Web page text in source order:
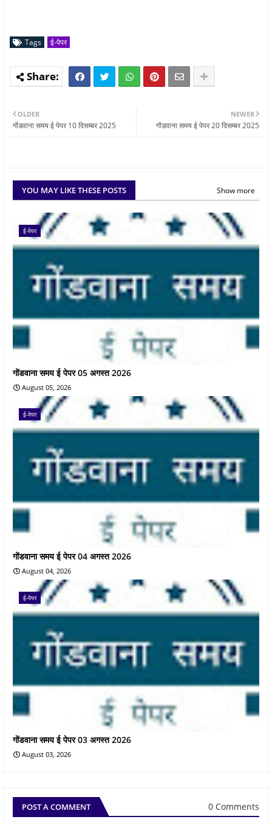
Tags ई-पेपर
NEWER
गोंडवाना समय ई पेपर 20 दिसम्बर 2025
OLDER
गोंडवाना समय ई पेपर 10 दिसम्बर 2025
YOU MAY LIKE THESE POSTS Show more
ई-पेपर
गोंडवाना समय ई पेपर 05 अगस्त 2026
August 05, 2026
ई-पेपर
गोंडवाना समय ई पेपर 04 अगस्त 2026
August 04, 2026
ई-पेपर
गोंडवाना समय ई पेपर 03 अगस्त 2026
August 03, 2026
POST A COMMENT 0 Comments